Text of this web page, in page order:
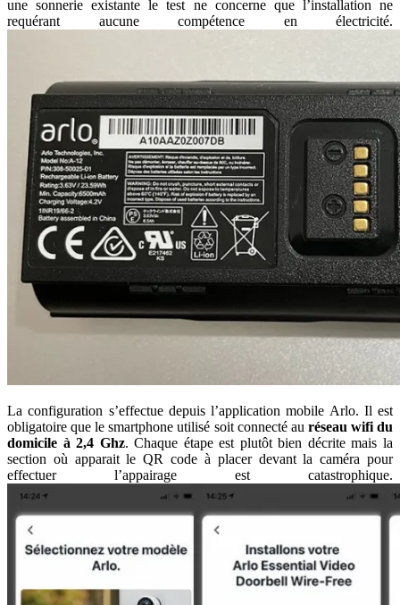
une sonnerie existante le test ne concerne que l’installation ne
requérant aucune compétence en électricité.
La configuration s’effectue depuis l’application mobile Arlo. Il est
obligatoire que le smartphone utilisé soit connecté au réseau wifi du
domicile à 2,4 Ghz. Chaque étape est plutôt bien décrite mais la
section où apparait le QR code à placer devant la caméra pour
effectuer l’appairage est catastrophique.